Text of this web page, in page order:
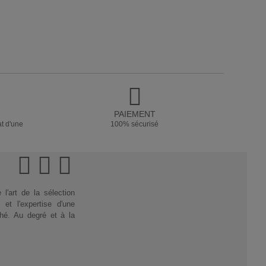
d'une
PAIEMENT
100% sécurisé
l'art de la sélection
l'expertise d'une
Au degré et à la